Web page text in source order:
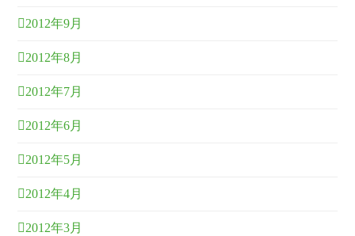
2012年9月
2012年8月
2012年7月
2012年6月
2012年5月
2012年4月
2012年3月